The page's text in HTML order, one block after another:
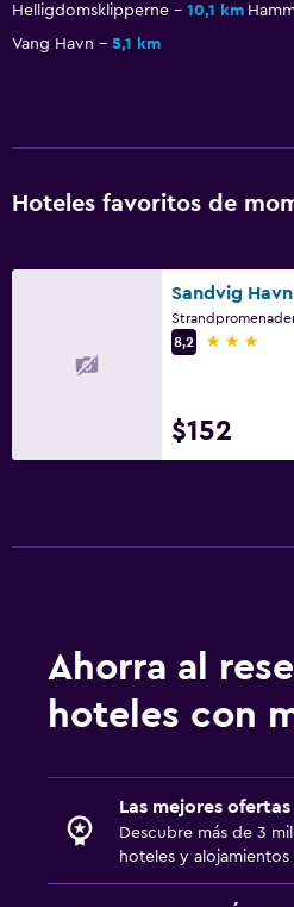
Helligdomsklipperne
10,1 km
Vang Havn
5,1 km
Hoteles favoritos de
Sandvig Havn
8,2
3 estrellas
$152
Ahorra al
hoteles con
Las mejores
Descubre más de 3
hoteles y